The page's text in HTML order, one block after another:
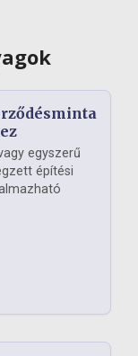
egyszerű
építési